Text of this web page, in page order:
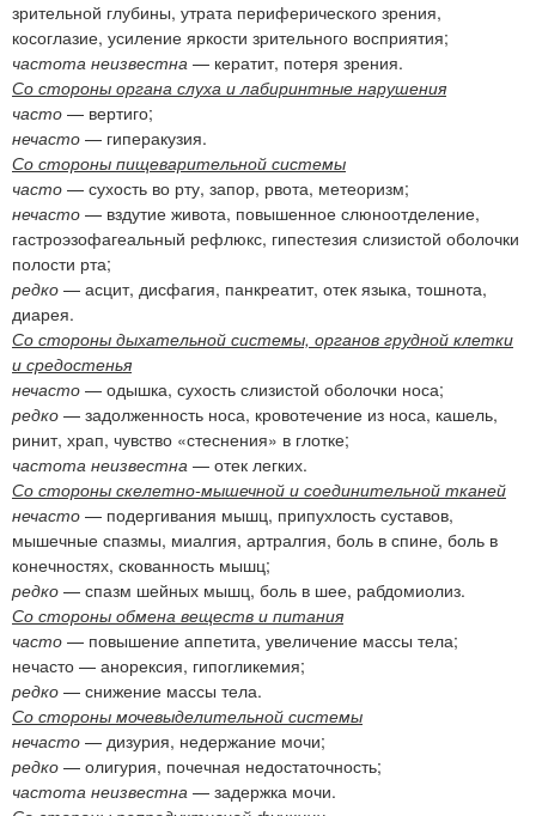
зрительной глубины, утрата периферического зрения,
косоглазие, усиление яркости зрительного восприятия;
частота неизвестна — кератит, потеря зрения.
Со стороны органа слуха и лабиринтные нарушения
часто — вертиго;
нечасто — гиперакузия.
Со стороны пищеварительной системы
часто — сухость во рту, запор, рвота, метеоризм;
нечасто — вздутие живота, повышенное слюноотделение,
гастроэзофагеальный рефлюкс, гипестезия слизистой оболочки
полости рта;
редко — асцит, дисфагия, панкреатит, отек языка, тошнота,
диарея.
Со стороны дыхательной системы, органов грудной клетки
и средостенья
нечасто — одышка, сухость слизистой оболочки носа;
редко — задолженность носа, кровотечение из носа, кашель,
ринит, храп, чувство «стеснения» в глотке;
частота неизвестна — отек легких.
Со стороны скелетно-мышечной и соединительной тканей
нечасто — подергивания мышц, припухлость суставов,
мышечные спазмы, миалгия, артралгия, боль в спине, боль в
конечностях, скованность мышц;
редко — спазм шейных мышц, боль в шее, рабдомиолиз.
Со стороны обмена веществ и питания
часто — повышение аппетита, увеличение массы тела;
нечасто — анорексия, гипогликемия;
редко — снижение массы тела.
Со стороны мочевыделительной системы
нечасто — дизурия, недержание мочи;
редко — олигурия, почечная недостаточность;
частота неизвестна — задержка мочи.